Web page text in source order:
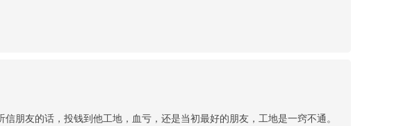
朋友的话，投钱到他工地，血亏，还是当初最好的朋友，工地是一窍不通。